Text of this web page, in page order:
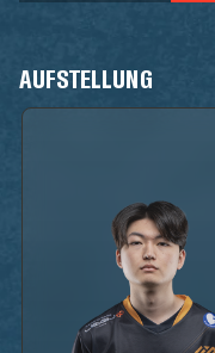
AUFSTELLUNG